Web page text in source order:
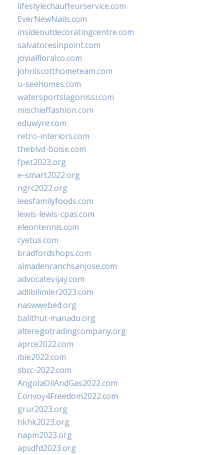
lifestylechauffeurservice.com
EverNewNails.com
insideoutdecoratingcentre.com
salvatoresinpoint.com
jovialfloralco.com
johnlscotthometeam.com
u-seehomes.com
watersportslagonissi.com
mischieffashion.com
eduwyre.com
retro-interiors.com
theblvd-boise.com
fpet2023.org
e-smart2022.org
ngrc2022.org
leesfamilyfoods.com
lewis-lewis-cpas.com
eleontennis.com
cyetus.com
bradfordshops.com
almadenranchsanjose.com
advocatevijay.com
adlibilimler2023.com
naswwebed.org
balithut-manado.org
alteregotradingcompany.org
aprce2022.com
ibie2022.com
sbcc-2022.com
AngolaOilAndGas2022.com
Convoy4Freedom2022.com
grur2023.org
hkhk2023.org
napm2023.org
apsdfd2023.org